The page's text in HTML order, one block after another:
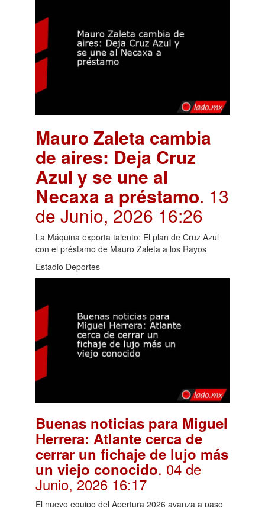
Mauro Zaleta cambia
de aires: Deja Cruz
Azul y se une al
Necaxa a préstamo. 13
de Junio, 2026 16:26
La Máquina exporta talento: El plan de Cruz Azul
con el préstamo de Mauro Zaleta a los Rayos
Estadio Deportes
Buenas noticias para Miguel
Herrera: Atlante cerca de
cerrar un fichaje de lujo más
un viejo conocido. 04 de
Junio, 2026 16:17
El nuevo equipo del Apertura 2026 avanza a paso